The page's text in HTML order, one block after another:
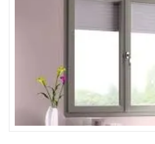
STANDARD
MAISON
BELGIQUE